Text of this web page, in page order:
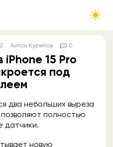
Антон Курилов 0
15 Pro
под
два небольших выреза
полностью
датчики.
новую